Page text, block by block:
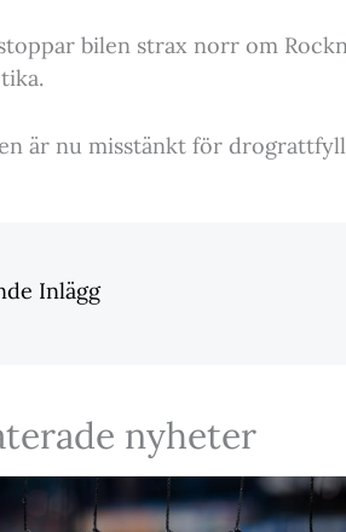
bilen strax norr om
är nu misstänkt för
Inlägg
nyheter